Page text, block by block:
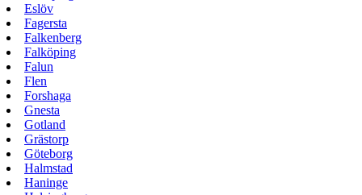
Eslöv
Fagersta
Falkenberg
Falköping
Falun
Flen
Forshaga
Gnesta
Gotland
Grästorp
Göteborg
Halmstad
Haninge